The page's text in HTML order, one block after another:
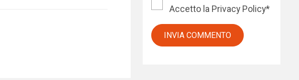
Accetto la Privacy Policy*